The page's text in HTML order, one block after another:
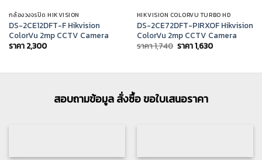
กล้องวงจรปิด HIKVISION
DS-2CE12DFT-F Hikvision
ColorVu 2mp CCTV Camera
ราคา 2,300
HIKVISION COLORVU TURBO HD
DS-2CE72DFT-PIRXOF Hikvision
ColorVu 2mp CCTV Camera
ราคา1,740 Original
1,740.
ราคา1,630Current
1,630.
สอบถามข้อมูล สั่งซื้อ ขอใบเสนอราคา